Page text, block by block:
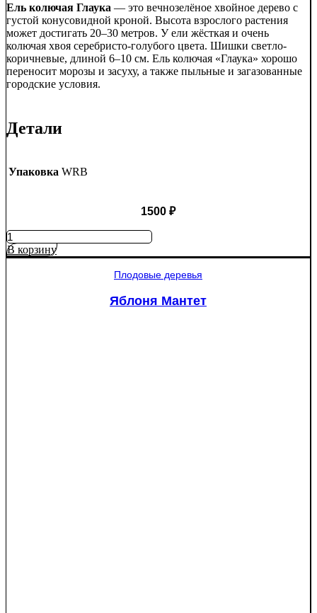
Ель колючая Глаука — это вечнозелёное хвойное дерево с
густой конусовидной кроной. Высота взрослого растения
может достигать 20–30 метров. У ели жёсткая и очень
колючая хвоя серебристо-голубого цвета. Шишки светло-
коричневые, длиной 6–10 см. Ель колючая «Глаука» хорошо
переносит морозы и засуху, а также пыльные и загазованные
городские условия.
Детали
Упаковка WRB
1500 ₽
Количество
товара
Ель
В корзину
Плодовые деревья
Яблоня Мантет